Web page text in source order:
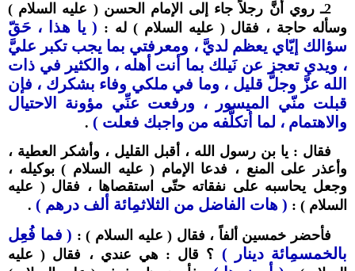
2ـ روي أنَّ رجلاً جاء إلى الإمام الحسن ( عليه السلام )
وسأله حاجة ، فقال ( عليه السلام ) له : ( يا هذا ، حَقّ
سؤالك إيّاي يعظم لديَّ ، ومعرفتي بما يجب تكبر عليَّ
، ويدي تعجز عن نَيلك بما أنت أهله ، والكثير في ذات
الله عزَّ وجلَّ قليل ، وما في ملكي وفاء بشكرك ، فإن
قبلت منّي الميسور ، ورفعت عنِّي مؤونة الاحتيال
والاهتمام ، لما أتكلَّفه من واجبك فعلت ) .
فقال : يا بن رسول الله ، أقبل القليل ، وأشكر العطية ،
وأعذر على المنع ، فدعا الإمام ( عليه السلام ) بوكيله ،
وجعل يحاسبه على نفقاته حتّى استقصاها ، فقال ( عليه
السلام ) : ( هات الفاضل من الثلاثمِائة ألف درهم ) .
فأحضر خمسين ألفاً ، فقال ( عليه السلام ) : ( فما فُعِل
بالخمسمِائة دينار ) ؟ قال : هي عندي ، فقال ( عليه